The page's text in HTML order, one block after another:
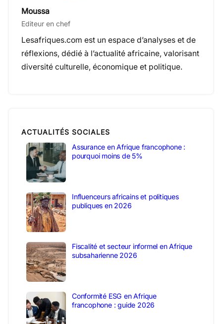
Moussa
Editeur en chef
Lesafriques.com est un espace d’analyses et de
réflexions, dédié à l’actualité africaine, valorisant
diversité culturelle, économique et politique.
ACTUALITÉS SOCIALES
Assurance en Afrique francophone :
pourquoi moins de 5%
Influenceurs africains et politiques
publiques en 2026
Fiscalité et secteur informel en Afrique
subsaharienne 2026
Conformité ESG en Afrique
francophone : guide 2026